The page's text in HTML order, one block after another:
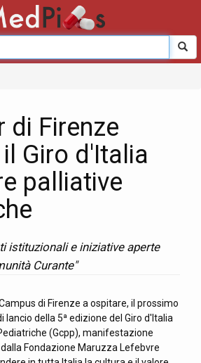
di Firenze
Giro d'Italia
palliative
istituzionali e iniziative aperte
Curante"
di Firenze a ospitare, il prossimo
lancio della 5ª edizione del Giro d'Italia
(Gcpp), manifestazione
Fondazione Maruzza Lefebvre